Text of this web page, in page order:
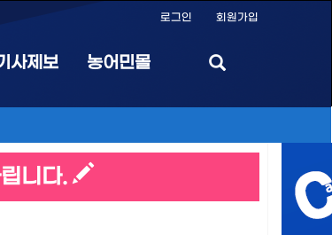
로그인 회원가입
사제보 농어민몰
니다.